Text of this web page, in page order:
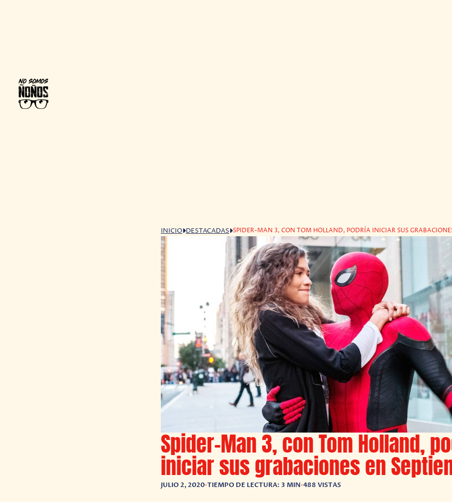
INICIO DESTACADAS SPIDER-MAN 3, CON TOM HOLLAND, PODRÍA INICIAR SUS
Spider-Man 3, con Tom Holland,
iniciar sus grabaciones en
JULIO 2, 2020•TIEMPO DE LECTURA: 3 MIN•488 VISTAS